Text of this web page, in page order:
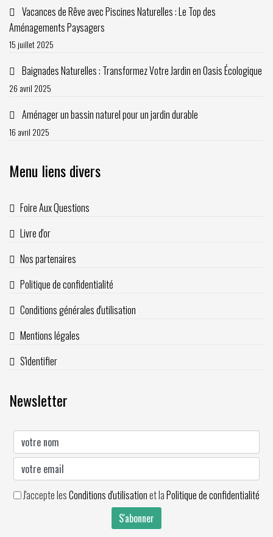
Vacances de Rêve avec Piscines Naturelles : Le Top des
Aménagements Paysagers
15 juillet 2025
Baignades Naturelles : Transformez Votre Jardin en Oasis Écologique
26 avril 2025
Aménager un bassin naturel pour un jardin durable
16 avril 2025
Menu liens divers
Foire Aux Questions
Livre d'or
Nos partenaires
Politique de confidentialité
Conditions générales d'utilisation
Mentions légales
S'identifier
Newsletter
J'accepte lesConditions d'utilisationet laPolitique de confidentialité